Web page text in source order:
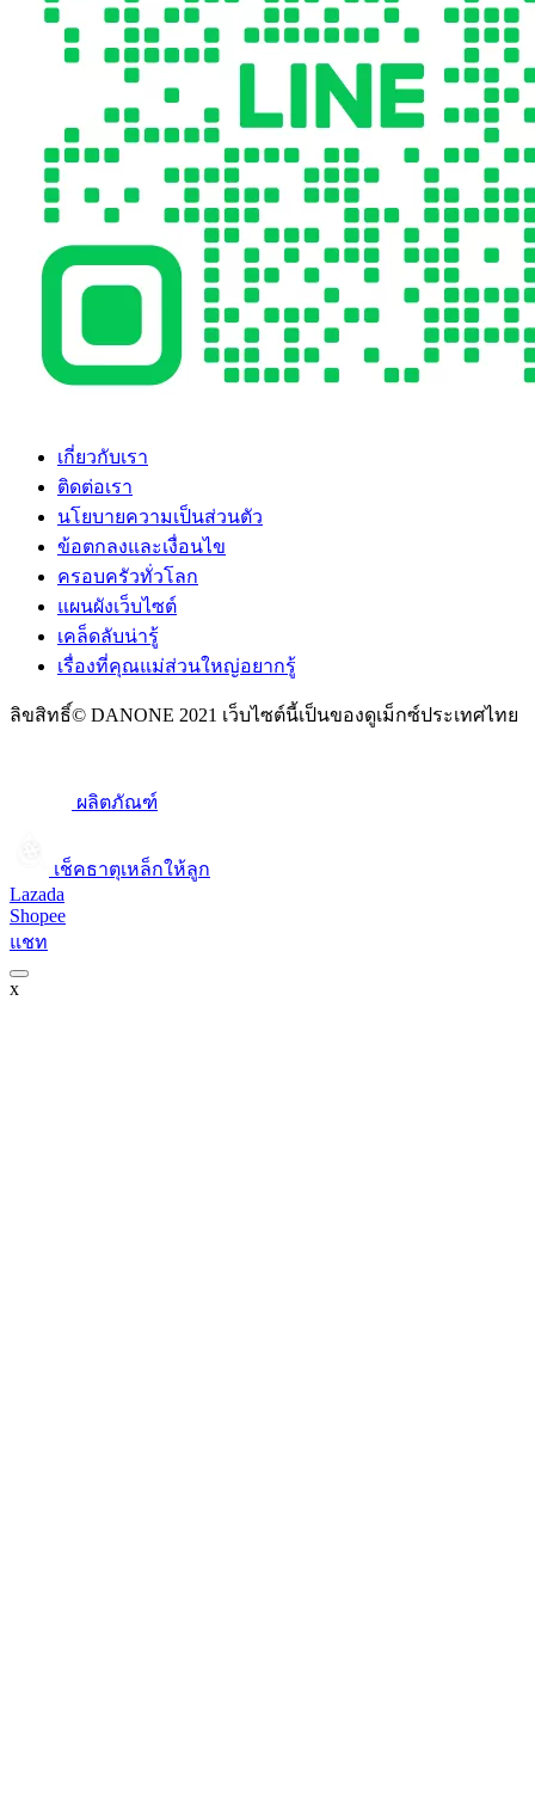
เกี่ยวกับเรา
ติดต่อเรา
นโยบายความเป็นส่วนตัว
ข้อตกลงและเงื่อนไข
ครอบครัวทั่วโลก
แผนผังเว็บไซต์
เคล็ดลับน่ารู้
เรื่องที่คุณแม่ส่วนใหญ่อยากรู้
ลิขสิทธิ์© DANONE 2021 เว็บไซต์นี้เป็นของดูเม็กซ์ประเทศไทย
ผลิตภัณฑ์
เช็คธาตุเหล็กให้ลูก​
Lazada
Shopee
แชท
x